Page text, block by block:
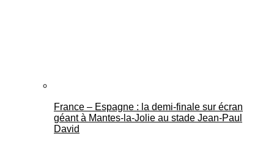
France – Espagne : la demi-finale sur écran
géant à Mantes-la-Jolie au stade Jean-Paul
David